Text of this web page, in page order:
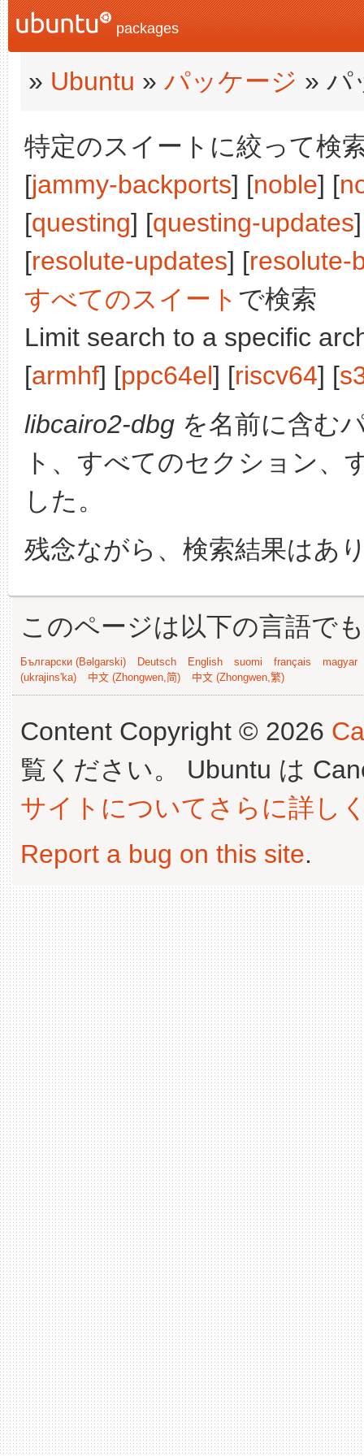
packages
» Ubuntu » パッケージ » パ
特定のスイートに絞って検
[jammy-backports] [noble] [
[questing] [questing-updates
[resolute-updates] [resolute-
すべてのスイート で検索
Limit search to a specific
[armhf] [ppc64el] [riscv64] [
libcairo2-dbg を名前に含む
ト、すべてのセクション、
した。
残念ながら、検索結果はあ
このページは以下の言語で
Български (Bəlgarski) Deutsch English suomi français
magyar
(ukrajins'ka)
中文 (Zhongwen,简) 中文 (Zhongwen,繁)
Content Copyright © 2026
覧ください。 Ubuntu は
サイトについてさらに詳し
Report a bug on this site.